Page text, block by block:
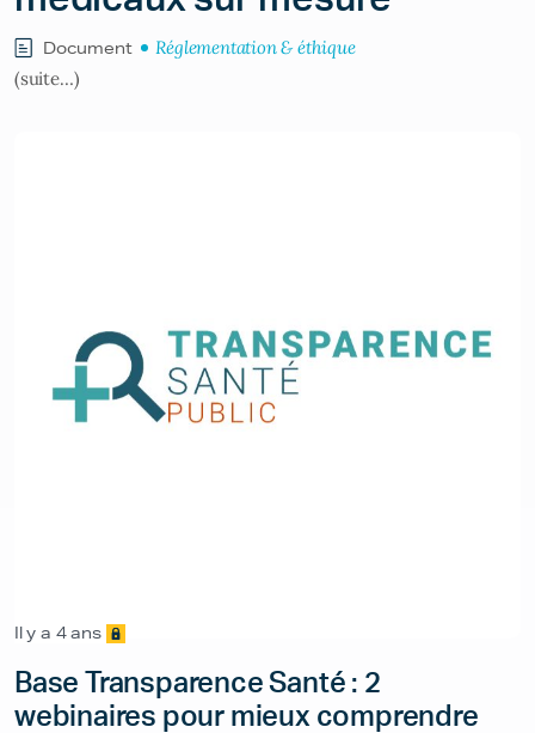
Document
Réglementation & éthique
(suite…)
Il y a 4 ans
Base Transparence Santé : 2
webinaires pour mieux comprendre